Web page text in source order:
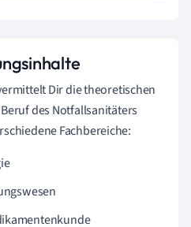
Dir die theoretischen
des Notfallsanitäters
Fachbereiche: